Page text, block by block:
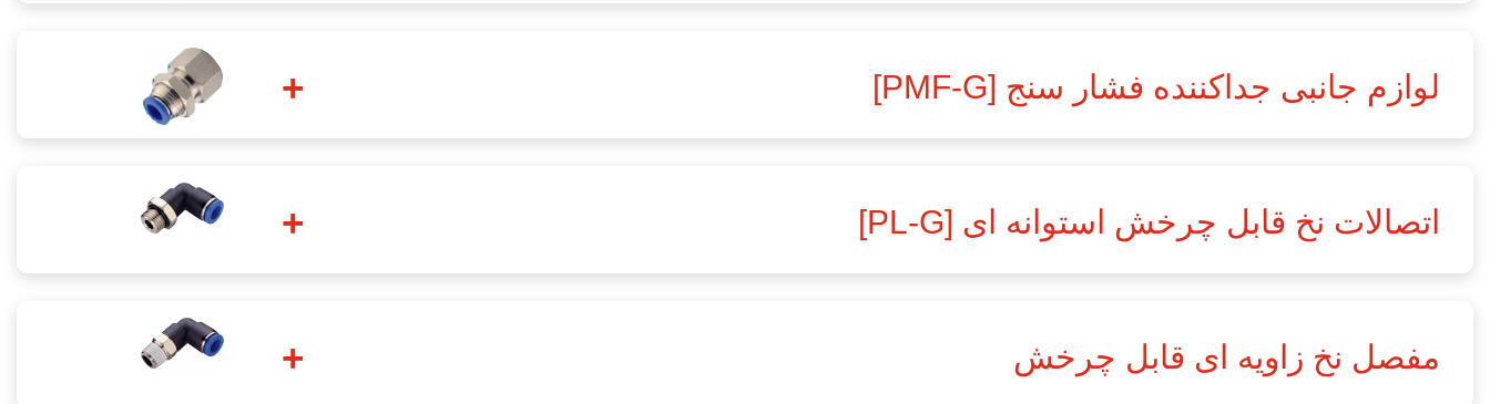
لوازم جانبی جداکننده فشار سنج [PMF-G]
اتصالات نخ قابل چرخش استوانه ای [PL-G]
مفصل نخ زاویه ای قابل چرخش